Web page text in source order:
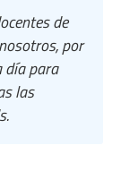
de
por
día para
las